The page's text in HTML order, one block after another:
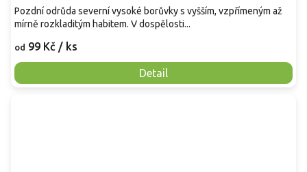
od 99 Kč / ks
Detail
Pozdní odrůda severní vysoké borůvky s vyšším, vzpřímeným až
mírně rozkladitým habitem. V dospělosti...